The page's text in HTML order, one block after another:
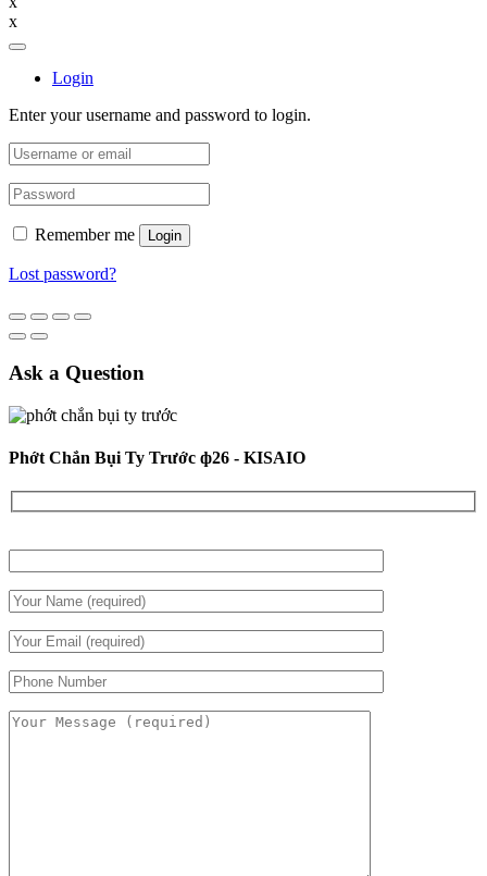
x
Login
Enter your username and password to login.
Remember me Login
Lost password?
Ask a Question
Phớt Chắn Bụi Ty Trước ф26 - KISAIO